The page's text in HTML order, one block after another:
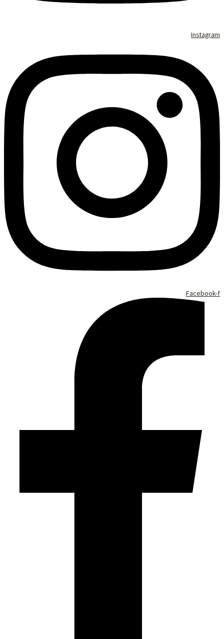
Instagram
Facebook-f